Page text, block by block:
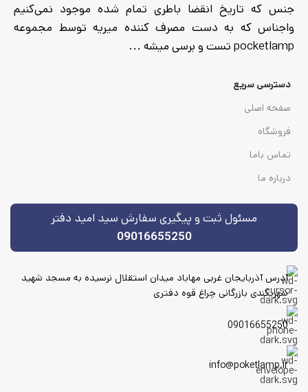
جنس که تاریخ انقضا باطری تمام شده موجود نمی‌کنیم
واجناس که به دست مصرف کننده میریه توسط مجموعه
pocketlamp تست و برسی میشه ...
دسترسی سریع
صفحه اصلی
فروشگاه
تماس باما
درباره ما
مسئول ثبت و پیگیری سفارش سید امید دفتر
09016655250
آدرس آذربایجان غربی مهاباد میدان استقلال نرسیده به مسجد شهید
شهریکندی بازرگانی چراغ قوه دفتری
09016655250
info@poketlamp.ir